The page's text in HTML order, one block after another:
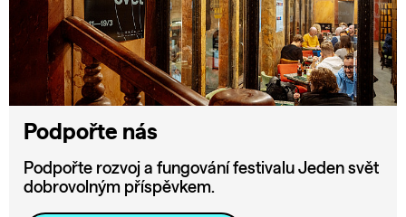
Podpořte nás
Podpořte rozvoj a fungování festivalu Jeden svět
dobrovolným příspěvkem.